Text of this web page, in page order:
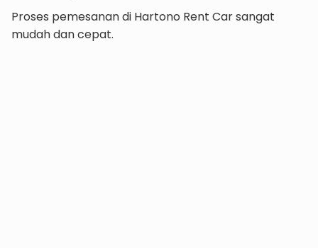
Proses pemesanan di Hartono Rent Car sangat
mudah dan cepat.